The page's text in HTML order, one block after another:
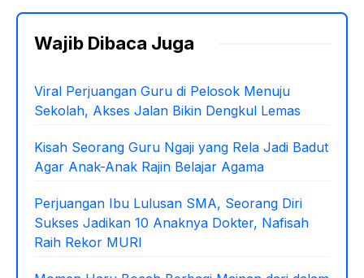
Wajib Dibaca Juga
Viral Perjuangan Guru di Pelosok Menuju
Sekolah, Akses Jalan Bikin Dengkul Lemas
Kisah Seorang Guru Ngaji yang Rela Jadi Badut
Agar Anak-Anak Rajin Belajar Agama
Perjuangan Ibu Lulusan SMA, Seorang Diri
Sukses Jadikan 10 Anaknya Dokter, Nafisah
Raih Rekor MURI